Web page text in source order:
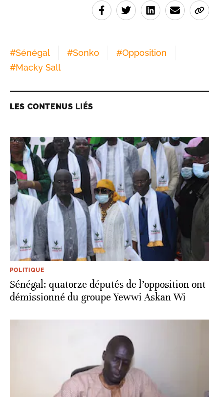
#Sénégal #Sonko #Opposition
#Macky Sall
LES CONTENUS LIÉS
POLITIQUE
Sénégal: quatorze députés de l’opposition ont
démissionné du groupe Yewwi Askan Wi